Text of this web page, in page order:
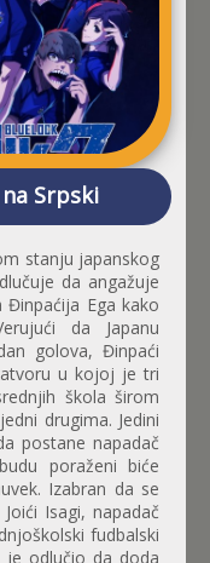
Srpski
stanju japanskog
da angažuje
Ega kako
da Japanu
golova, Đinpaći
u kojoj je tri
škola širom
drugima. Jedini
postane napadač
poraženi biće
Izabran da se
Isagi, napadač
fudbalski
odlučio da doda